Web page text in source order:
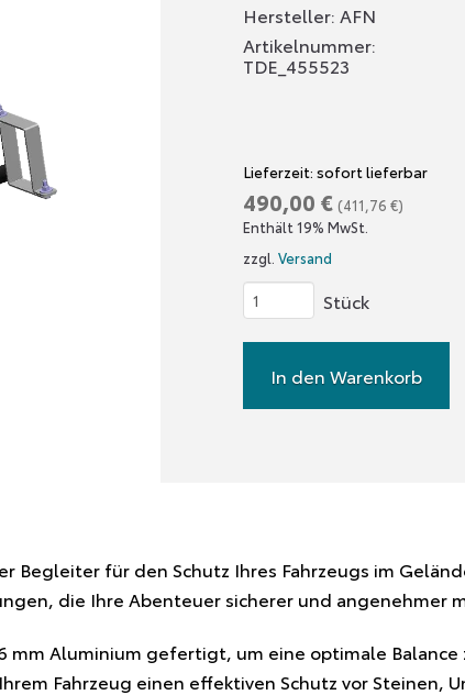
Hersteller: AFN
Artikelnummer:
TDE_455523
Lieferzeit: sofort lieferbar
490,00 € (411,76 €)
Enthält 19% MwSt.
zzgl. Versand
Unterfahrschutz
Toyota
Hilux
Revo
Menge
In den Warenkorb
Begleiter für den Schutz Ihres Fahrzeugs im
die Ihre Abenteuer sicherer und angenehmer
Aluminium gefertigt, um eine optimale Balance
Fahrzeug einen effektiven Schutz vor Steinen,